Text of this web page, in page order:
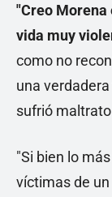
"Creo Morena
vida muy
como no
una
sufrió
"Si bien lo
víctimas de